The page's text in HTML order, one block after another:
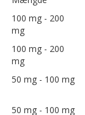
100 mg - 200
mg
100 mg - 200
mg
50 mg - 100 mg
50 mg - 100 mg